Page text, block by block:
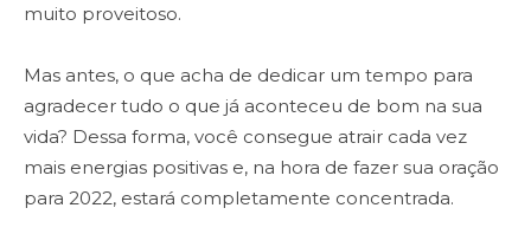
muito proveitoso.
Mas antes, o que acha de dedicar um tempo para
agradecer tudo o que já aconteceu de bom na sua
vida? Dessa forma, você consegue atrair cada vez
mais energias positivas e, na hora de fazer sua oração
para 2022, estará completamente concentrada.